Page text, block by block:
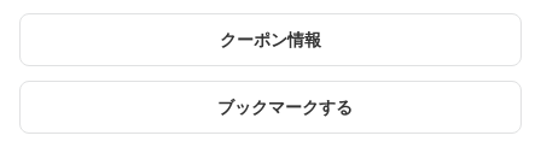
クーポン情報
ブックマークする